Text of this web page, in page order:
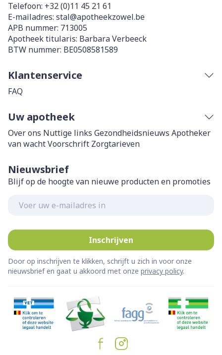
Telefoon: +32 (0)11 45 21 61
E-mailadres: stal@apotheekzowel.be
APB nummer: 713005
Apotheek titularis: Barbara Verbeeck
BTW nummer: BE0508581589
Klantenservice
FAQ
Uw apotheek
Over ons Nuttige links Gezondheidsnieuws Apotheker
van wachtVoorschrift Zorgtarieven
Nieuwsbrief
Blijf op de hoogte van nieuwe producten en promoties
Inschrijven
Door op inschrijven te klikken, schrijft u zich in voor onze
nieuwsbrief en gaat u akkoord met onze privacy policy.